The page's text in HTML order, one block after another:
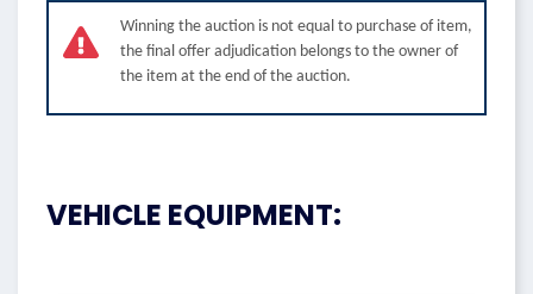
Winning the auction is not equal to purchase of item,
the final offer adjudication belongs to the owner of
the item at the end of the auction.
VEHICLE EQUIPMENT: